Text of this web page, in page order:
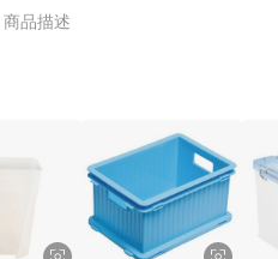
；另外，在各家分店內規劃
望每一位來店顧客，能輕
力屋」購物都能得到新的啟
時持續提供消費者居家修繕
為首要目標，成為消費者打
商品描述